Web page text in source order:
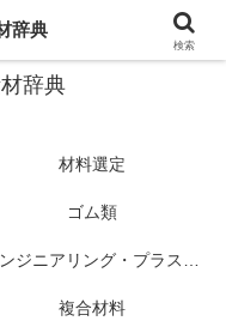
サイト
辞典
材料選定
ゴム類
エンジニアリング・プラスチック
複合材料
辞典
検索